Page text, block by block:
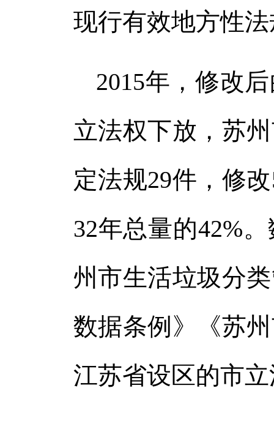
现行有效地方性
2015年，修改
立法权下放，苏
定法规29件，修
32年总量的42%
州市生活垃圾分
数据条例》《苏
江苏省设区的市